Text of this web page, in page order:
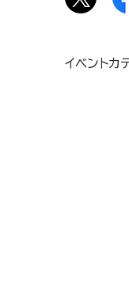
イベントカ